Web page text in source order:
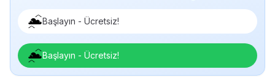
Başlayın - Ücretsiz!
Başlayın - Ücretsiz!